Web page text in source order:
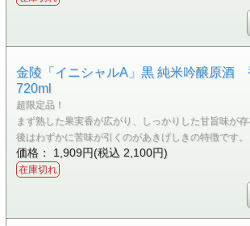
金陵「イニシャルA」黒 純米吟醸原酒
720ml
超限定品！
まず熟した果実香が広がり、しっかりした甘旨味が存
後はわずかに苦味が引くのがあきげしきの特徴です。
価格： 1,909円(税込 2,100円)
在庫切れ